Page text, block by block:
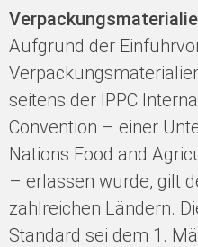
Aufgrund der
seitens der IPPC
Convention – einer
Nations Food and
– erlassen wurde, gilt
zahlreichen Ländern.
Standard sei dem 1.